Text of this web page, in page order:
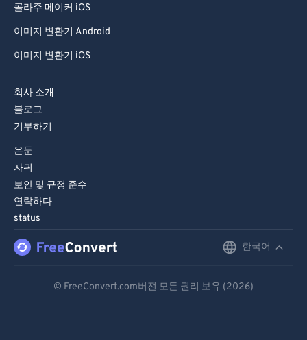
콜라주 메이커 iOS
이미지 변환기 Android
이미지 변환기 iOS
회사 소개
블로그
기부하기
은둔
자귀
보안 및 규정 준수
연락하다
status
한국어
© FreeConvert.com버전 모든 권리 보유 (2026)